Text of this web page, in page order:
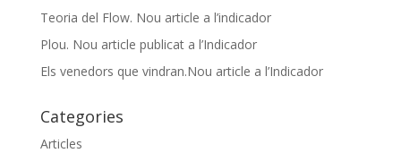
Teoria del Flow. Nou article a l’indicador
Plou. Nou article publicat a l’Indicador
Els venedors que vindran.Nou article a l’Indicador
Categories
Articles